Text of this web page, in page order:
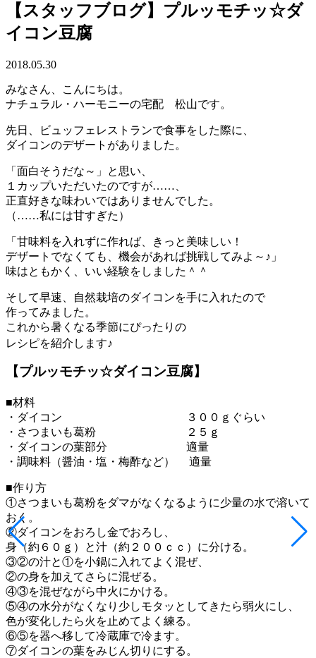
【スタッフブログ】プルッモチッ☆ダ
イコン豆腐
2018.05.30
みなさん、こんにちは。
ナチュラル・ハーモニーの宅配 松山です。
先日、ビュッフェレストランで食事をした際に、
ダイコンのデザートがありました。
「面白そうだな～」と思い、
１カップいただいたのですが……、
正直好きな味わいではありませんでした。
（……私には甘すぎた）
「甘味料を入れずに作れば、きっと美味しい！
デザートでなくても、機会があれば挑戦してみよ～♪」
味はともかく、いい経験をしました＾＾
そして早速、自然栽培のダイコンを手に入れたので
作ってみました。
これから暑くなる季節にぴったりの
レシピを紹介します♪
【プルッモチッ☆ダイコン豆腐】
■材料
・ダイコン ３００ｇぐらい
・さつまいも葛粉 ２５ｇ
・ダイコンの葉部分 適量
・調味料（醤油・塩・梅酢など） 適量
■作り方
①さつまいも葛粉をダマがなくなるように少量の水で溶いて
おく。
②ダイコンをおろし金でおろし、
身（約６０ｇ）と汁（約２００ｃｃ）に分ける。
③②の汁と①を小鍋に入れてよく混ぜ、
②の身を加えてさらに混ぜる。
④③を混ぜながら中火にかける。
⑤④の水分がなくなり少しモタッとしてきたら弱火にし、
色が変化したら火を止めてよく練る。
⑥⑤を器へ移して冷蔵庫で冷ます。
⑦ダイコンの葉をみじん切りにする。